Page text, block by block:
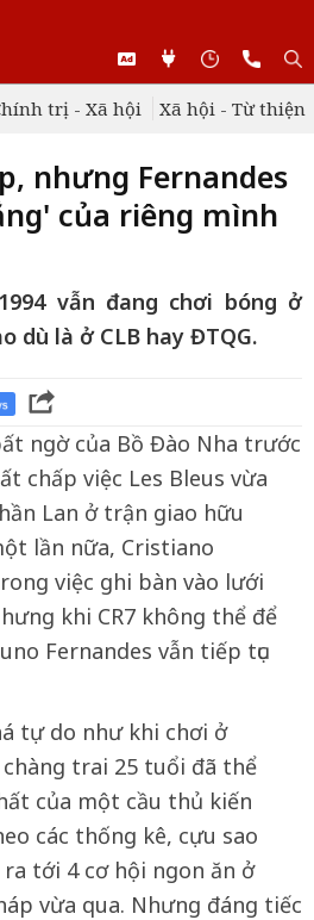
trị - Xã hội Xã hội - Từ thiện
nhưng Fernandes
của riêng mình
vẫn đang chơi bóng ở
dù là ở CLB hay ĐTQG.
ngờ của Bồ Đào Nha trước
chấp việc Les Bleus vừa
Lan ở trận giao hữu
lần nữa, Cristiano
việc ghi bàn vào lưới
khi CR7 không thể để
Fernandes vẫn tiếp tục
tự do như khi chơi ở
trai 25 tuổi đã thể
của một cầu thủ kiến
các thống kê, cựu sao
tới 4 cơ hội ngon ăn ở
vừa qua. Nhưng đáng tiếc